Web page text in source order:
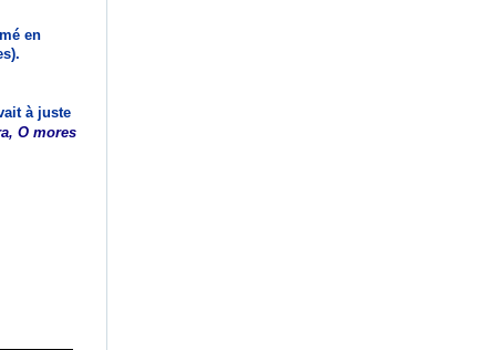
en
à juste
O mores